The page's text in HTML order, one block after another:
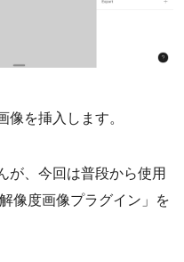
像を挿入します。
が、今回は普段から使用
像度画像プラグイン」を